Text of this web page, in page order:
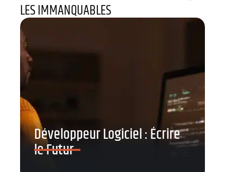
LES IMMANQUABLES
Développeur Logiciel : Écrire
le Futur